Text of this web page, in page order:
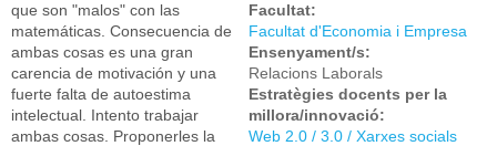
que son "malos" con las
matemáticas. Consecuencia de
ambas cosas es una gran
carencia de motivación y una
fuerte falta de autoestima
intelectual. Intento trabajar
ambas cosas. Proponerles la
Facultat:
Facultat d'Economia i Empresa
Ensenyament/s:
Relacions Laborals
Estratègies docents per la
millora/innovació:
Web 2.0 / 3.0 / Xarxes socials